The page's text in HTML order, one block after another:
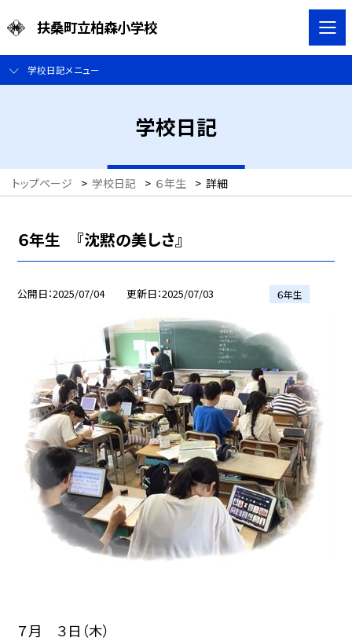
扶桑町立柏森小学校
学校日記メニュー
学校日記
トップページ > 学校日記 > ６年生 > 詳細
６年生 『沈黙の美しさ』
公開日 2025/07/04 更新日 2025/07/03 ６年生
７月 ３日（木）